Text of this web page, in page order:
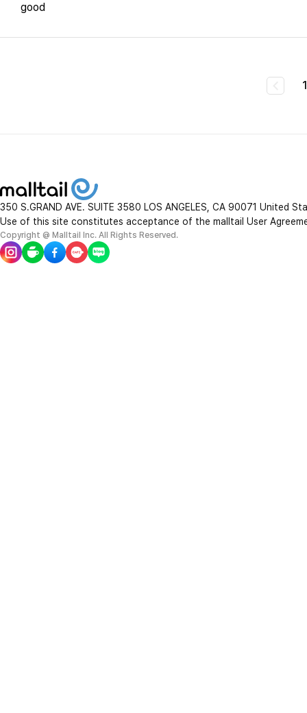
good
1
350 S.GRAND AVE. SUITE 3580 LOS ANGELES, CA 90071 United
Use of this site constitutes acceptance of the malltail User
Copyright @ Malltail Inc. All Rights Reserved.